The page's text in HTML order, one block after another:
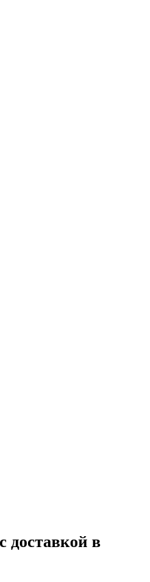
доставкой в